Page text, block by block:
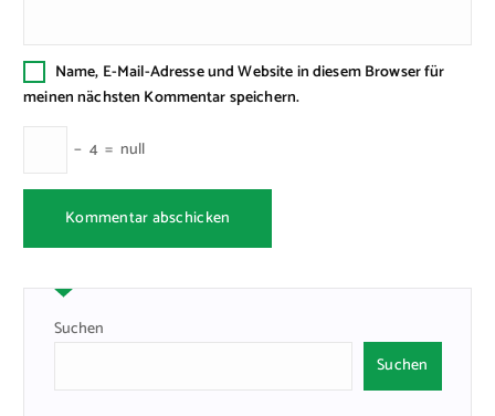
Name, E-Mail-Adresse und Website in diesem Browser für
meinen nächsten Kommentar speichern.
− 4 = null
Suchen
Suchen